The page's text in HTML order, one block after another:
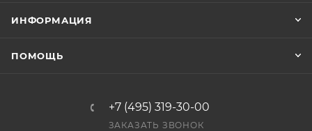
ИНФОРМАЦИЯ
ПОМОЩЬ
+7 (495) 319-30-00
ЗАКАЗАТЬ ЗВОНОК